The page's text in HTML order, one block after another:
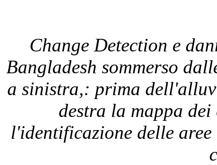
Change Detection e
Bangladesh sommerso
a sinistra,: prima
destra la mappa dei
l'identificazione delle